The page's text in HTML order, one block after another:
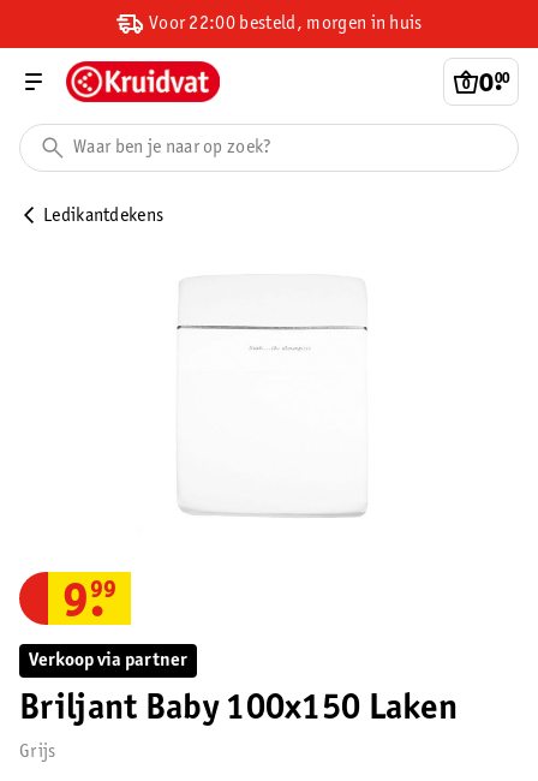
Voor 22:00 besteld, morgen in huis
0.
00
Ledikantdekens
Verkoop via partner
Briljant Baby 100x150 Laken
Grijs
9.
99